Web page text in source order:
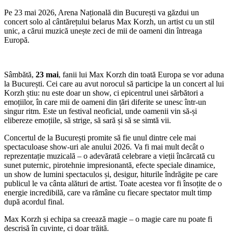
Pe 23 mai 2026, Arena Națională din București va găzdui un
concert solo al cântărețului belarus Max Korzh, un artist cu un stil
unic, a cărui muzică unește zeci de mii de oameni din întreaga
Europă.
Sâmbătă, 23 mai, fanii lui Max Korzh din toată Europa se vor aduna
la București. Cei care au avut norocul să participe la un concert al lui
Korzh știu: nu este doar un show, ci epicentrul unei sărbători a
emoțiilor, în care mii de oameni din țări diferite se unesc într-un
singur ritm. Este un festival neoficial, unde oamenii vin să-și
elibereze emoțiile, să strige, să sară și să se simtă vii.
Concertul de la București promite să fie unul dintre cele mai
spectaculoase show-uri ale anului 2026. Va fi mai mult decât o
reprezentație muzicală – o adevărată celebrare a vieții încărcată cu
sunet puternic, pirotehnie impresionantă, efecte speciale dinamice,
un show de lumini spectaculos și, desigur, hiturile îndrăgite pe care
publicul le va cânta alături de artist. Toate acestea vor fi însoțite de o
energie incredibilă, care va rămâne cu fiecare spectator mult timp
după acordul final.
Max Korzh și echipa sa creează magie – o magie care nu poate fi
descrisă în cuvinte, ci doar trăită.